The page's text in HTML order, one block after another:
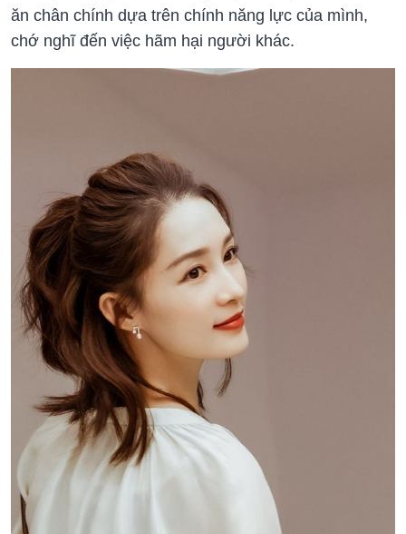
ăn chân chính dựa trên chính năng lực của mình,
chớ nghĩ đến việc hãm hại người khác.